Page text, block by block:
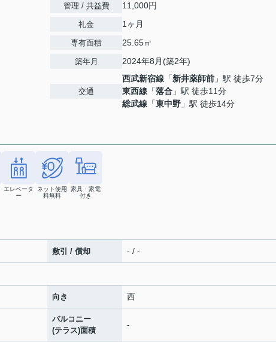
管理 / 共益費 11,000円
礼金 1ヶ月
専有面積 25.65㎡
築年月 2024年8月(築2年)
交通
西武新宿線 「新井薬師前 」駅 徒歩7分
東西線 「落合 」駅 徒歩11分
総武線 「東中野 」駅 徒歩14分
エレベータ
ー
ネット使用
料無料
家具・家電
付き
敷引 / 償却 - / -
向き 西
バルコニー
(テラス)面積
-